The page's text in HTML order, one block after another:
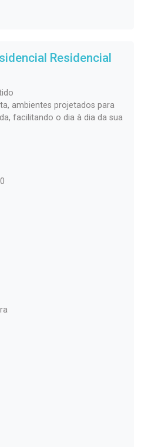
Residencial
ambientes projetados para
facilitando o dia à dia da sua